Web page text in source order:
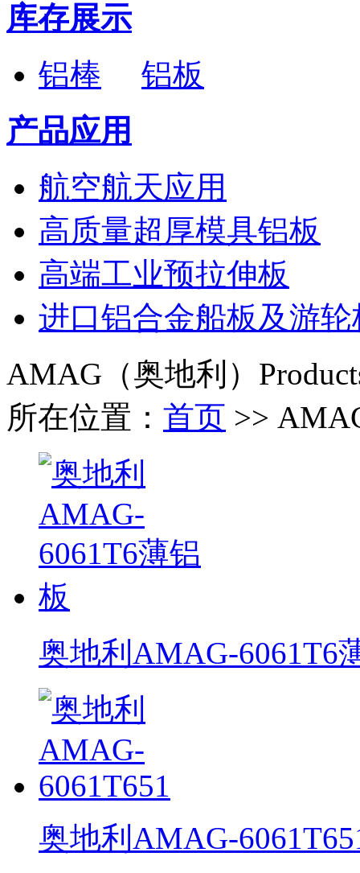
库存展示
铝棒
铝板
产品应用
航空航天应用
高质量超厚模具铝板
高端工业预拉伸板
进口铝合金船板及游轮
AMAG（奥地利）
所在位置： 首页 >>
奥地利AMAG-6061T6
奥地利AMAG-